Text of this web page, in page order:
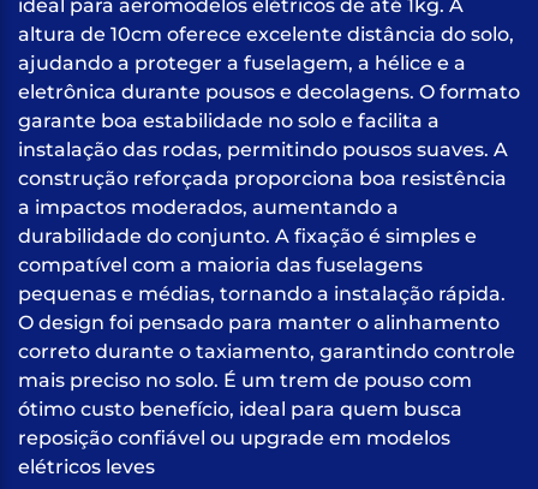
ideal para aeromodelos elétricos de até 1kg. A
altura de 10cm oferece excelente distância do solo,
ajudando a proteger a fuselagem, a hélice e a
eletrônica durante pousos e decolagens. O formato
garante boa estabilidade no solo e facilita a
instalação das rodas, permitindo pousos suaves. A
construção reforçada proporciona boa resistência
a impactos moderados, aumentando a
durabilidade do conjunto. A fixação é simples e
compatível com a maioria das fuselagens
pequenas e médias, tornando a instalação rápida.
O design foi pensado para manter o alinhamento
correto durante o taxiamento, garantindo controle
mais preciso no solo. É um trem de pouso com
ótimo custo benefício, ideal para quem busca
reposição confiável ou upgrade em modelos
elétricos leves